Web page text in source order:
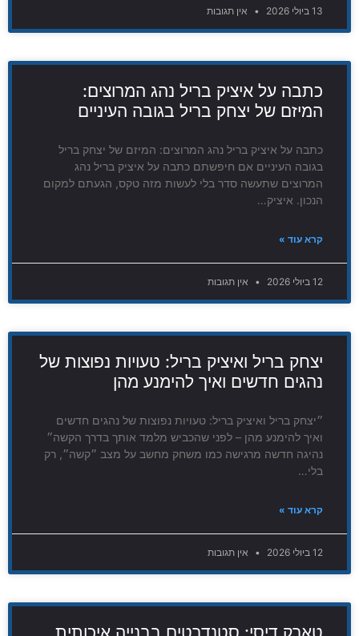
13 ביולי 2026 אין תגובות
כתבה על איציק בריל נהג המרוצים:
המיזם של יצחק בריל בגובה העיניים
כתבה על איציק בריל נהג המרוצים: המיזם של יצחק בריל
בגובה העיניים אם חיפשתם כתבה על איציק בריל נהג
המרוצים שתעשה סדר בלי לעשות מזה טקס, הגעתם למקום
הנכון. איציק…
קרא עוד »
12 ביולי 2026 אין תגובות
יצחק בריל ואיציק בריל: טעויות נפוצות של
נהגים חדשים ואיך להימנע מהן
״יצחק בריל ואיציק בריל: טעויות נפוצות של נהגים חדשים
ואיך להימנע מהן – לפני שהכביש מלמד אותך בדרך הקשה״
נהיגה חדשה מרגישה כמו משחק מחשב על מצב ״קשה״, רק
בלי…
קרא עוד »
12 ביולי 2026 אין תגובות